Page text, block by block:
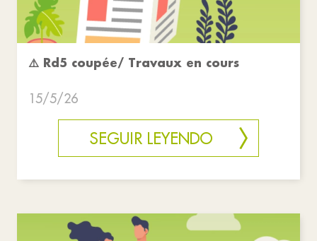
⚠️ Rd5 coupée/ Travaux en cours
15/5/26
SEGUIR LEYENDO